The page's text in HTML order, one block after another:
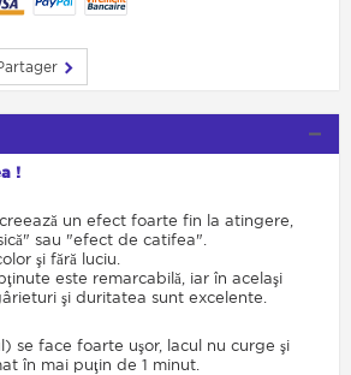
!
un efect foarte fin la atingere,
sau "efect de catifea".
şi fără luciu.
este remarcabilă, iar în acelaşi
şi duritatea sunt excelente.
se face foarte uşor, lacul nu curge şi
în mai puţin de 1 minut.